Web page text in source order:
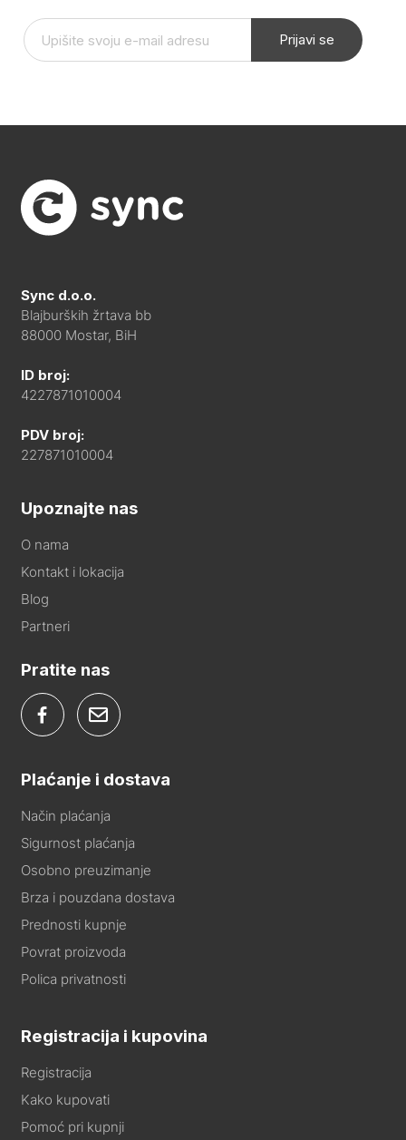
Prijavi se
Sync d.o.o.
Blajburških žrtava bb
88000 Mostar, BiH
ID broj:
4227871010004
PDV broj:
227871010004
Upoznajte nas
O nama
Kontakt i lokacija
Blog
Partneri
Pratite nas
Plaćanje i dostava
Način plaćanja
Sigurnost plaćanja
Osobno preuzimanje
Brza i pouzdana dostava
Prednosti kupnje
Povrat proizvoda
Polica privatnosti
Registracija i kupovina
Registracija
Kako kupovati
Pomoć pri kupnji